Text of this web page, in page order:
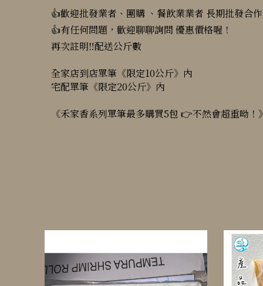
👍歡迎批發業者、團購 、餐飲業業者 長期批發合作
👍有任何問題，歡迎聊聊詢問 優惠價格喔！
再次註明‼️配送公斤數
全家店到店單筆《限定10公斤》內
宅配單筆《限定20公斤》內
《禾家香系列單筆最多購買5包 👉不然會超重呦！